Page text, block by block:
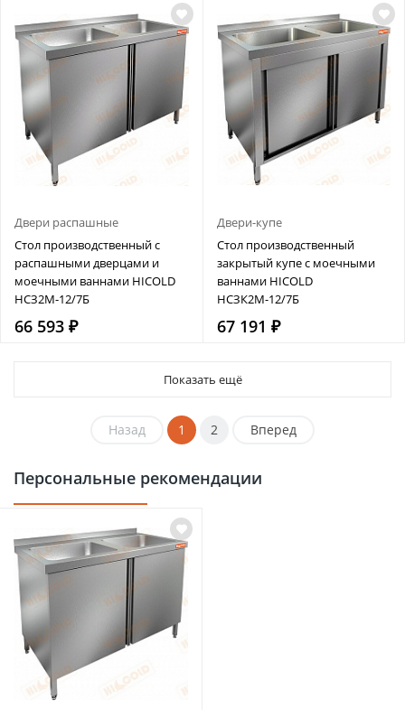
Двери распашные
Стол производственный с
распашными дверцами и
моечными ваннами HICOLD
НСЗ2М-12/7Б
66 593 ₽
Двери-купе
Стол производственный
закрытый купе с моечными
ваннами HICOLD
НСЗК2М-12/7Б
67 191 ₽
Показать ещё
Назад 1 2 Вперед
Персональные рекомендации